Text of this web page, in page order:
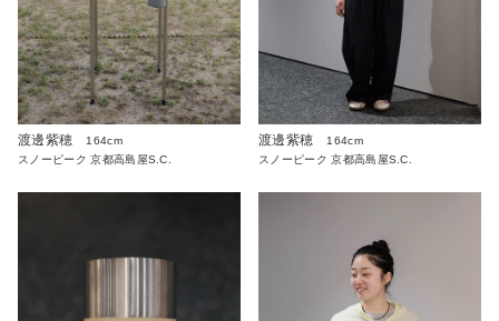
渡邊紫穂
164cm
スノーピーク 京都高島屋S.C.
渡邊紫穂
164cm
スノーピーク 京都高島屋S.C.